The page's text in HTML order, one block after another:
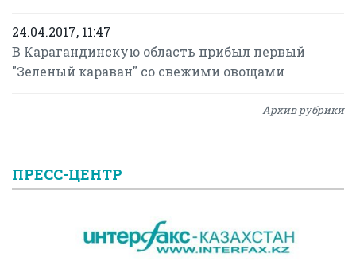
24.04.2017, 11:47
В Карагандинскую область прибыл первый
"Зеленый караван" со свежими овощами
Архив рубрики
ПРЕСС-ЦЕНТР